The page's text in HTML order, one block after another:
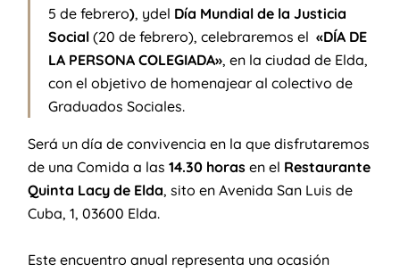
5 de febrero), ydel Día Mundial de la Justicia
Social(20 de febrero), celebraremos el«DÍA DE
LA PERSONA COLEGIADA», en la ciudad de Elda,
con el objetivo de homenajear al colectivo de
Graduados Sociales.
Será un día de convivencia en la que disfrutaremos
de una Comida a las14.30 horas en el Restaurante
Quinta Lacy de Elda, sito en Avenida San Luis de
Cuba, 1, 03600 Elda.
Este encuentro anual representa una ocasión